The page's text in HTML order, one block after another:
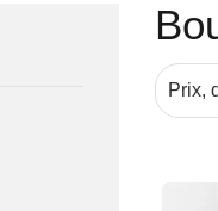
Prix,